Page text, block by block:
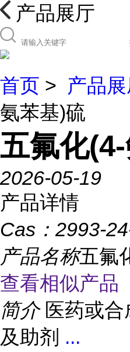
产品展厅
首页 > 产品
氨苯基)硫
五氟化
2026-05-19
产品详情
Cas： 2993-
产品名称五氟
查看相似产品
简介 医药或
及助剂 ...